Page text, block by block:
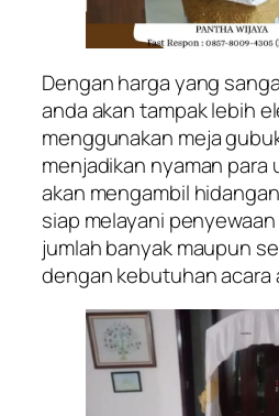
Dengan harga yang
anda akan tampak lebih
menggunakan meja
menjadikan nyaman para
akan mengambil
siap melayani
jumlah banyak maupun
dengan kebutuhan acara